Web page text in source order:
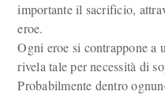
importante il sacrificio,
eroe.
Ogni eroe si contrappone a
rivela tale per necessità di
Probabilmente dentro